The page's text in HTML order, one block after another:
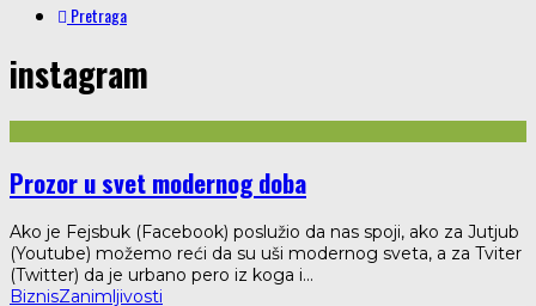
Pretraga
instagram
Prozor u svet modernog doba
Ako je Fejsbuk (Facebook) poslužio da nas spoji, ako za Jutjub
(Youtube) možemo reći da su uši modernog sveta, a za Tviter
(Twitter) da je urbano pero iz koga i...
BiznisZanimljivosti